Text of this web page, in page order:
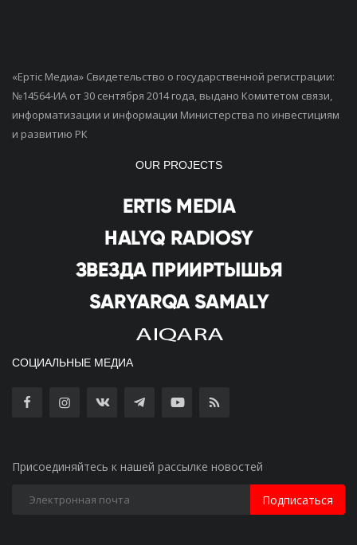
«Ертiс Медиа» Свидетельство о государственной регистрации:
№14564-ИА от 30 сентября 2014 года, выдано Комитетом связи,
информатизации и информации Министерства по инвестициям
и развитию РК
OUR PROJECTS
СОЦИАЛЬНЫЕ МЕДИА
Присоединяйтесь к нашей рассылке новостей
Подписаться